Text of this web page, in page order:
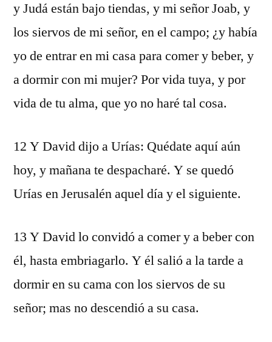
y Judá están bajo tiendas, y mi señor Joab, y
los siervos de mi señor, en el campo; ¿y había
yo de entrar en mi casa para comer y beber, y
a dormir con mi mujer? Por vida tuya, y por
vida de tu alma, que yo no haré tal cosa.
12 Y David dijo a Urías: Quédate aquí aún
hoy, y mañana te despacharé. Y se quedó
Urías en Jerusalén aquel día y el siguiente.
13 Y David lo convidó a comer y a beber con
él, hasta embriagarlo. Y él salió a la tarde a
dormir en su cama con los siervos de su
señor; mas no descendió a su casa.